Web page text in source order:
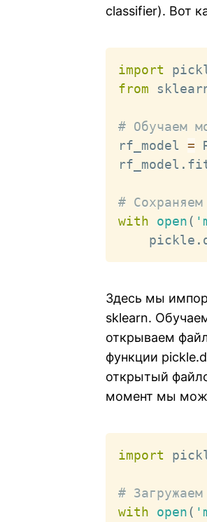
classifier). Вот
import
from
# Обучаем
rf_model =
rf_model .
#
with
open(
    pickle
.
Здесь мы
sklearn.
открываем
функции
открытый
момент мы
import
#
with
open(